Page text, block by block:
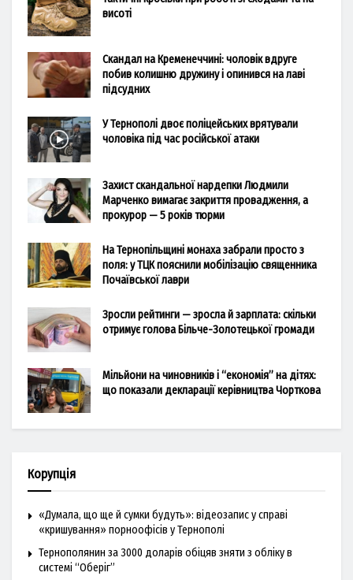
висоті
Скандал на Кременеччині: чоловік вдруге
побив колишню дружину і опинився на лаві
підсудних
У Тернополі двоє поліцейських врятували
чоловіка під час російської атаки
Захист скандальної нардепки Людмили
Марченко вимагає закриття провадження, а
прокурор — 5 років тюрми
На Тернопільщині монаха забрали просто з
поля: у ТЦК пояснили мобілізацію священника
Почаївської лаври
Зросли рейтинги — зросла й зарплата: скільки
отримує голова Більче-Золотецької громади
Мільйони на чиновників і “економія” на дітях:
що показали декларації керівництва Чорткова
Корупція
«Думала, що ще й сумки будуть»: відеозапис у справі
«кришування» порноофісів у Тернополі
Тернополянин за 3000 доларів обіцяв зняти з обліку в
системі “Оберіг”